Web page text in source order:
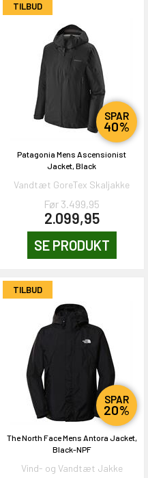
TILBUD
SPAR
40%
Patagonia Mens Ascensionist
Jacket, Black
Vandtæt GoreTex Skaljakke
Før 3.499,95
2.099,95
SE PRODUKT
TILBUD
SPAR
20%
The North Face Mens Antora Jacket,
Black-NPF
Vind- og Vandtæt Jakke